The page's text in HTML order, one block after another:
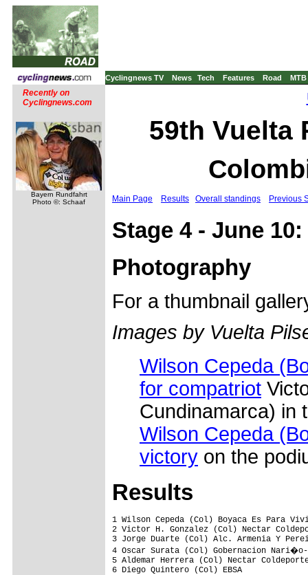
Cyclingnews TV News Tech Features Road MTB
Recently on
Cyclingnews.com
Bayern Rundfahrt
Photo ©: Schaaf
59th Vuelta
Main Page Results Overall standings Previous
Stage 4 - June
Photography
For a thumbnail
Images by Vuelta
Wilson Cepeda
for compatriot
Cundinamarca) in
Wilson Cepeda
victory on the
Results
1 Wilson Cepeda (Col) Boyaca Es Para Vivirla                     4.09.47 (46.840 km/h)
2 Victor H. Gonzalez (Col) Nectar Coldeportes Cundinamarca              
3 Jorge Duarte (Col) Alc. Armenia Y Pereira                         0.26
4 Oscar Surata (Col) Gobernacion Nari�o-Alkosto                         
5 Aldemar Herrera (Col) Nectar Coldeportes Cundinamarca                 
6 Diego Quintero (Col) EBSA                                             
7 Cesar Grajales (Col) Rock Racing                                  0.48
8 Alejandro Serna (Col) Boyaca Es Para Vivirla                          
9 Victor H. Orozco (Col) Alc. Armenia Y Pereira                         
10 Victor Moreno (Ven) Gobernacion Del Zulia                            
11 Carlos Ospina (Col) Gw-Shimano-Chec-Edeq                             
12 Edwin Sanchez (Col) Para Tunja Lo Mejor                          0.50
13 Albeiro Sanchez (Col) Indervalle                                     
14 Jorge H. Martinez (Col) UNE-EPM                                  0.52
15 Miguel A. Diaz (Col) Nectar Coldeportes Cundinamarca                 
16 Jaime Vergara (Col) Gw-Shimano-Chec-Edeq                         8.13
17 Weimar Roldan (Col) Gw-Shimano-Chec-Edeq                             
18 Franklin Lopez (Col) Indervalle                                      
19 Jos� Enrique Gutierrez (Spa) Rock Racing                             
20 David Martin (Spa) Rock Racing                                       
21 Pedro Herrera (Col) Loteria De Boyaca                                
22 Miguel Rubiano (Col) Estudiantes De Tunja                            
23 Edwin Parra (Col) Boyaca Es Para Vivirla                             
24 Luis Felipe Laverde (Col) Colombia Es Pasion                         
25 Jeferson Vargas (Col) Boyaca Es Para Vivirla                         
26 Fabio Duarte (Col) Colombia Es Pasion                                
27 Oscar Sevilla (Spa) Rock Racing                                      
28 Juan C. Torres (Col) Nectar Coldeportes Cundinamarca                 
29 Carlos Figueroa (Ven) Gobernacion Del Zulia                          
30 Victor Hugo Pe�a (Col) Rock Racing                                   
31 Giovanni Lopez (Col) Boyaca Es Para Vivirla                          
32 Francisco Colorado (Col) Gw-Shimano-Chec-Edeq                        
33 Miguel Ni�o (Col) EBSA                                               
34 Jaime Lozano (Col) Indervalle                                        
35 Cesar Salazar (Col) Loteria Del Tachira                              
36 Gerartdo Rodriguez (Col) Sawer Jean Forely Cicloases                 
37 Juan D. Ramirez (Col) Gw-Shimano-Chec-Edeq                           
38 Miguel Cendales (Col) Sawer Jean Forely Cicloases                    
39 Juan P. Suarez (Col) Indeportes Ant.-Fla-Lot. Med.-Idea              
40 Fabio Avenda�o (Col) Sawer Jean Forely Cicloases                     
41 Julian Rodas (Col) Indeportes Ant.-Fla-Lot. Med.-Idea                
42 Flober Pe�a (Col) Para Tunja Lo Mejor                                
43 Arthur Garcia (Ven) Loteria Del Tachira                              
44 Fernando Camargo (Col) Loteria De Boyaca                             
45 Santiago Botero (Col) Indeportes Ant.-Fla-Lot. Med.-Idea             
46 Jhon Martinez (Col) UNE-EPM                                          
47 Franklin Chacon (Ven) Gobernacion Del Zulia                          
48 Cesar Mendez (Col) Gobernacion Nari�o-Alkosto                        
49 Yoedison Bustamante (Col) Loteria De Boyaca                          
50 Angel Jimenez (Col) Estudiantes De Tunja                             
51 Samuel Cabrera (Col) Nectar Coldeportes Cundinamarca                 
52 Julian Atehortua B. (Col) Indeportes Ant.-Fla-Lot. Med.-Idea         
53 Elder Herrera (Col) Gw-Shimano-Chec-Edeq                             
54 Freddy Gonzalez (Col) EBSA                                           
55 Oscar Sanchez (Col) Colombia Es Pasion                               
56 Jhon F. Garcia (Col) UNE-EPM                                         
57 Manuel Medina (Ven) Gobernacion Del Zulia                            
58 Stiver Ortiz (Col) Gw-Shimano-Chec-Edeq                              
59 Richard Ochoa (Ven) Gobernacion Del Zulia                            
60 Freddy Monta�a (Col) Boyaca Es Para Vivirla                          
61 Luis Alonso (Col) Sawer Jean Forely Cicloases                        
62 Ivan Ramiro Parra (Col) Loteria De Boyaca                            
63 Jose Rujano